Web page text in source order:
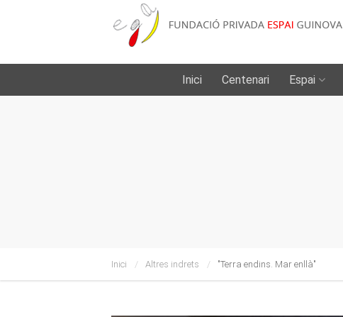
Inici Centenari Espai
Inici Altres indrets "Terra endins. Mar enllà"